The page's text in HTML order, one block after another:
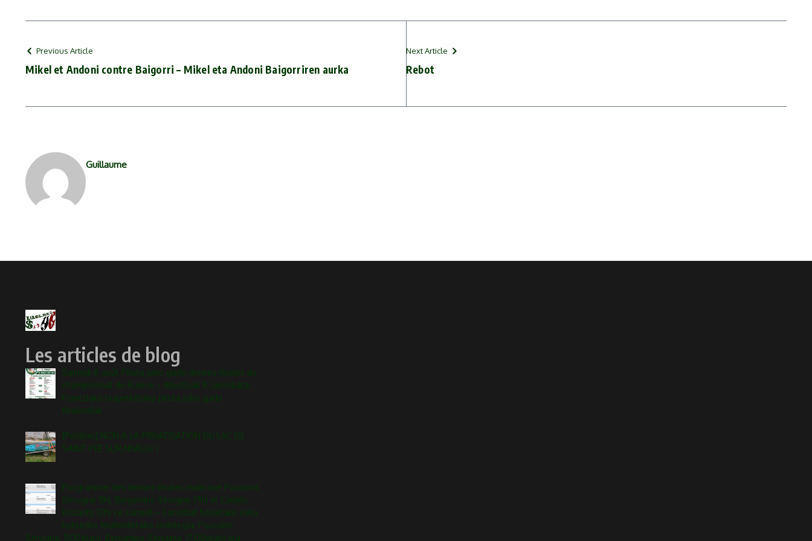
Previous Article
Mikel et Andoni contre Baigorri – Mikel eta Andoni Baigorriren aurka
Next Article
Rebot
Guillaume
Les articles de blog
Samedi 8 août Pilota joko garbi demies-finales du
championnat de France – Abuztuak 8, larunbata:
Frantziako txapelketako pilota joko garbi
finalerdiak
[Pétition] NON A LA PRIVATISATION DU LAC DE
SAINT PEE SUR NIVELLE !
Programme des demies-finales main nue Poussins
(Urrugne 11h), Benjamins (Urrugne 17h) et Cadets
(Ustaritz 17h) ce samedi – Larunbat honetako esku
hutsezko finalerdietako ordutegia: Poussins
(Urrugna, 11:00etan), Benjamins (Urrugna, 17:00etan) eta